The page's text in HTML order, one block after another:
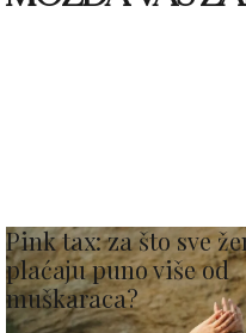
Pink tax: za što sve
plaćaju puno više od
muškaraca?